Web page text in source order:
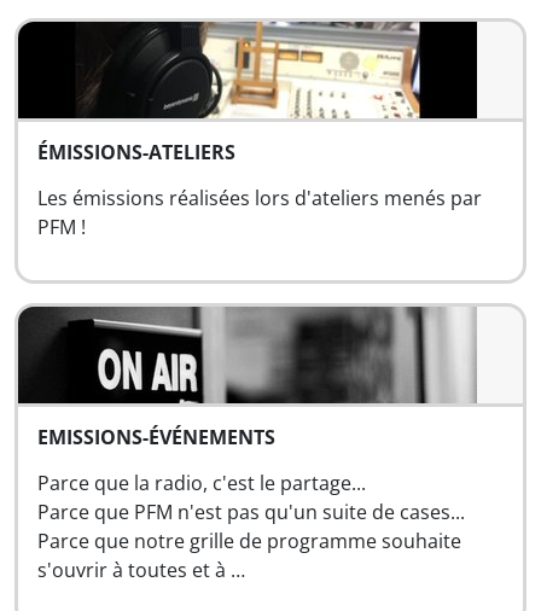
ÉMISSIONS-ATELIERS
Les émissions réalisées lors d'ateliers menés par
PFM !
EMISSIONS-ÉVÉNEMENTS
Parce que la radio, c'est le partage...
Parce que PFM n'est pas qu'un suite de cases...
Parce que notre grille de programme souhaite
s'ouvrir à toutes et à …